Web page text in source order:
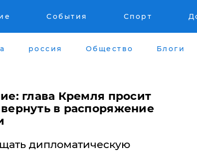
События Спорт
россия Общество Блоги
глава Кремля просит
в распоряжение
дипломатическую